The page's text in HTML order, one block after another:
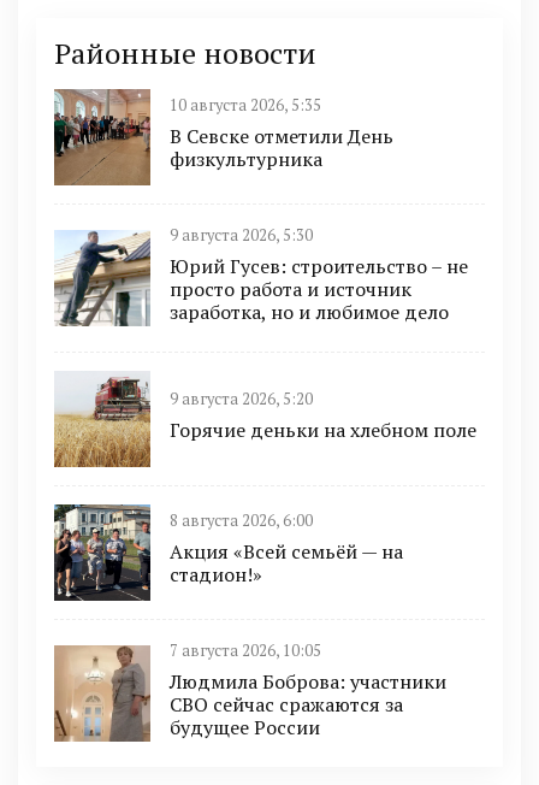
Районные новости
10 августа 2026, 5:35
В Севске отметили День
физкультурника
9 августа 2026, 5:30
Юрий Гусев: строительство – не
просто работа и источник
заработка, но и любимое дело
9 августа 2026, 5:20
Горячие деньки на хлебном поле
8 августа 2026, 6:00
Акция «Всей семьёй — на
стадион!»
7 августа 2026, 10:05
Людмила Боброва: участники
СВО сейчас сражаются за
будущее России